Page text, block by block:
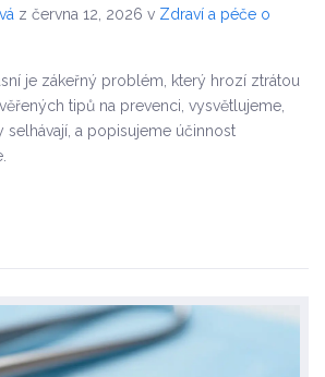
z června 12, 2026 v Zdraví a péče o
je zákeřný problém, který hrozí ztrátou
tipů na prevenci, vysvětlujeme,
a popisujeme účinnost